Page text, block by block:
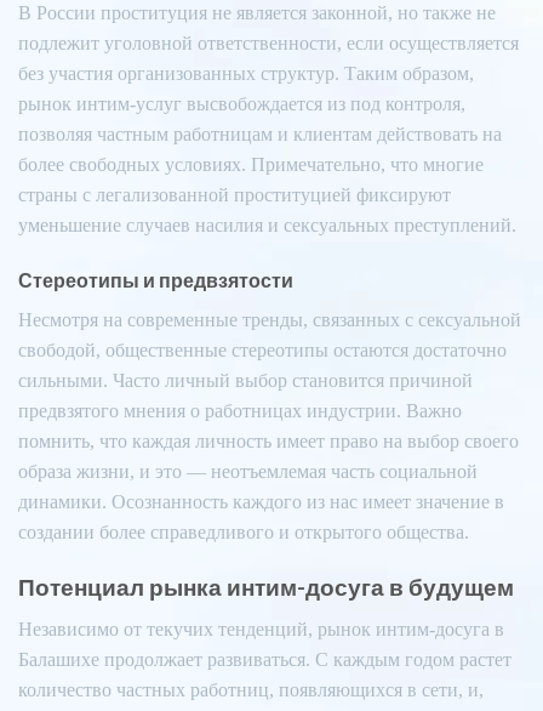
В России проституция не является законной, но также не
подлежит уголовной ответственности, если осуществляется
без участия организованных структур. Таким образом,
рынок интим-услуг высвобождается из под контроля,
позволяя частным работницам и клиентам действовать на
более свободных условиях. Примечательно, что многие
страны с легализованной проституцией фиксируют
уменьшение случаев насилия и сексуальных преступлений.
Стереотипы и предвзятости
Несмотря на современные тренды, связанных с сексуальной
свободой, общественные стереотипы остаются достаточно
сильными. Часто личный выбор становится причиной
предвзятого мнения о работницах индустрии. Важно
помнить, что каждая личность имеет право на выбор своего
образа жизни, и это — неотъемлемая часть социальной
динамики. Осознанность каждого из нас имеет значение в
создании более справедливого и открытого общества.
Потенциал рынка интим-досуга в будущем
Независимо от текучих тенденций, рынок интим-досуга в
Балашихе продолжает развиваться. С каждым годом растет
количество частных работниц, появляющихся в сети, и,